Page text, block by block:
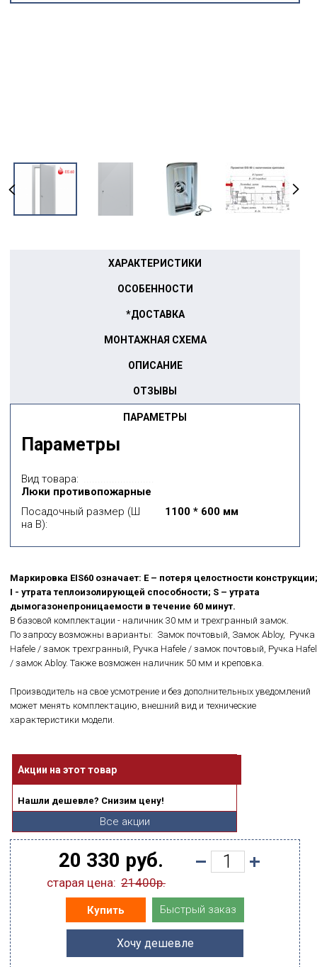
ПАРАМЕТРЫ
ХАРАКТЕРИСТИКИ
ОСОБЕННОСТИ
*ДОСТАВКА
МОНТАЖНАЯ СХЕМА
ОПИСАНИЕ
ОТЗЫВЫ
Параметры
Вид товара:
Люки противопожарные
Посадочный размер (Ш
на В):
1100 * 600 мм
Маркировка EIS60 означает: E – потеря целостности конструкции;
I - утрата теплоизолирующей способности; S – утрата
дымогазонепроницаемости в течение 60 минут.
В базовой комплектации - наличник 30 мм и трехгранный замок.
По запросу возможны варианты: Замок почтовый, Замок Abloy, Ручка
Hafele / замок трехгранный, Ручка Hafele / замок почтовый, Ручка
/ замок Abloy. Также возможен наличник 50 мм и креповка.
Производитель на свое усмотрение и без дополнительных уведомлений
может менять комплектацию, внешний вид и технические
характеристики модели.
Акции на этот товар
Нашли дешевле? Снизим цену!
Все акции
20 330 руб.
старая цена: 21400р.
Купить Быстрый заказ
Хочу дешевле